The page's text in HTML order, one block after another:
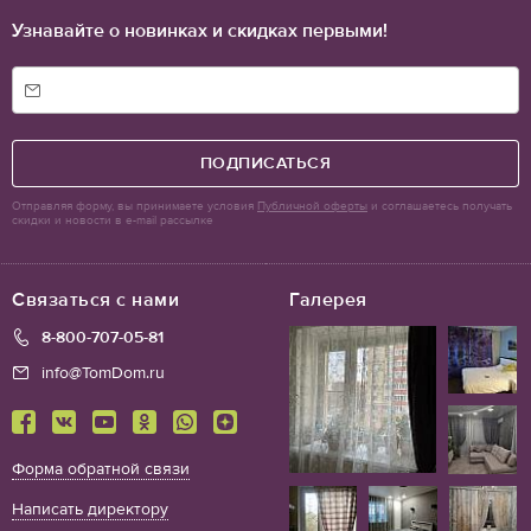
Галерея
Связаться с нами
8-800-707-05-81
info@TomDom.ru
Форма обратной связи
Написать директору
Узнавайте о новинках и скидках первыми!
ПОДПИСАТЬСЯ
Отправляя форму, вы принимаете условия Публичной оферты и соглашаетесь получать
скидки и новости в e-mail рассылке